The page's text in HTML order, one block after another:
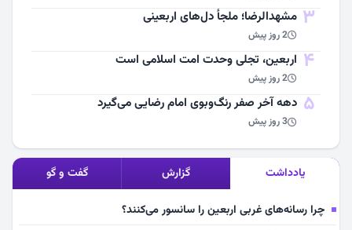
3 مشهد‌الرضا؛ ملجأ دل‌های اربعینی
2 روز پیش
4 اربعین، تجلی وحدت امت اسلامی است
2 روز پیش
5 دهه آخر صفر رنگ‌وبوی امام رضایی می‌گیرد
3 روز پیش
یادداشت گزارش گفت و گو
چرا رسانه‌های غربی اربعین را سانسور می‌کنند؟